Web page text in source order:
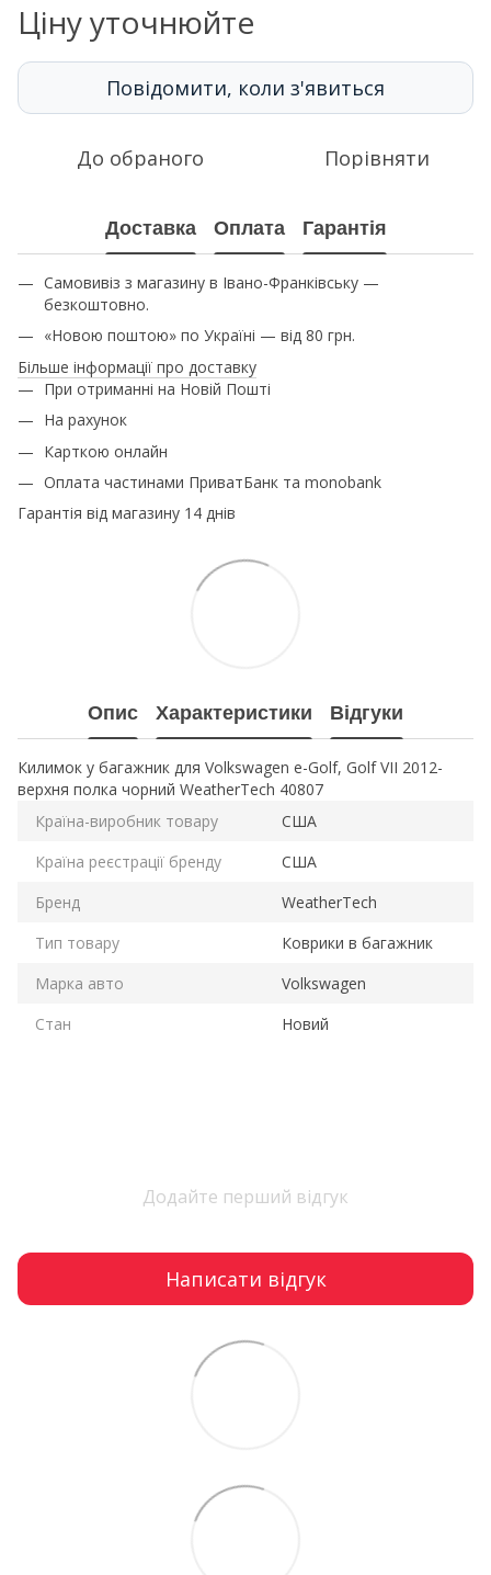
Ціну уточнюйте
Повідомити, коли з'явиться
До обраного Порівняти
Доставка Оплата Гарантія
Самовивіз з магазину в Івано-Франківську —
безкоштовно.
«Новою поштою» по Україні — від 80 грн.
Більше інформації про доставку
При отриманні на Новій Пошті
На рахунок
Карткою онлайн
Оплата частинами ПриватБанк та monobank
Гарантія від магазину 14 днів
Опис Характеристики Відгуки
Килимок у багажник для Volkswagen e-Golf, Golf VII 2012-
верхня полка чорний WeatherTech 40807
Країна-виробник товару
США
Країна реєстрації бренду
США
Бренд
WeatherTech
Тип товару
Коврики в багажник
Марка авто
Volkswagen
Стан
Новий
Додайте перший відгук
Написати відгук